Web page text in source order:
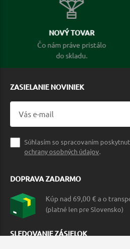
NOVÝ TOVAR
Čo nám práve pristálo
do skladu.
ZASIELANIE NOVINIEK
Súhlasím so spracovaním
ochrany osobných údajov.
DOPRAVA ZADARMO
Kúp nad 69,00 € a o
(platné len pre Slovensko)
SLEDOVANIE ZÁSIELOK